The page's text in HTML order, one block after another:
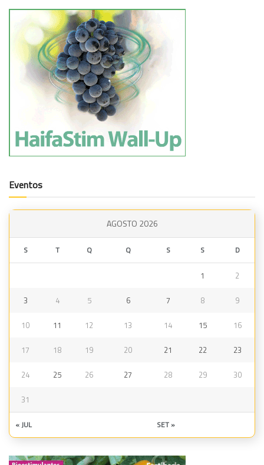
Eventos
AGOSTO 2026
S T Q Q S S D
1 2
3 4 5 6 7 8 9
10 11 12 13 14 15 16
17 18 19 20 21 22 23
24 25 26 27 28 29 30
31
« JUL SET »